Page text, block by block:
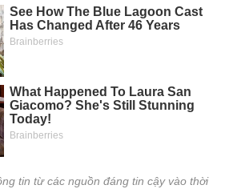
tin từ các nguồn đáng tin cậy vào thời